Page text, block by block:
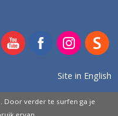
Door verder te surfen ga je
Site in English
ME OP DE HOOGTE